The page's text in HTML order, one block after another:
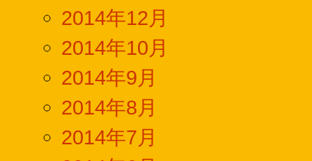
2014年12月
2014年10月
2014年9月
2014年8月
2014年7月